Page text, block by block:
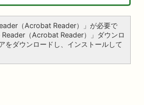
（Acrobat Reader）」が必要で
（Acrobat Reader）」ダウンロ
をダウンロードし、インストールして